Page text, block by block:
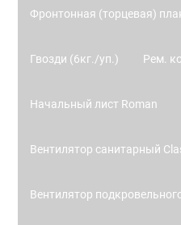
Фронтонная (торцевая)
Гвозди (6кг./уп.) Рем.
Начальный лист Roman
Вентилятор санитарный
Вентилятор